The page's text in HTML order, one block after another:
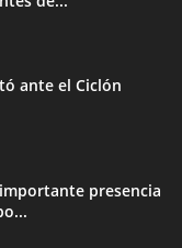
ante el Ciclón
presencia